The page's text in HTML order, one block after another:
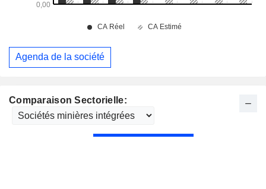
Comparaison Sectorielle:
Agenda de la société